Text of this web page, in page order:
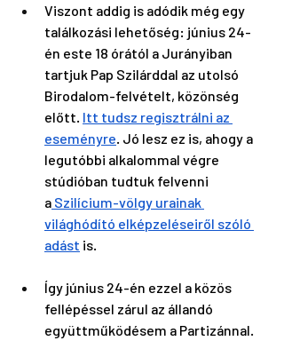
Viszont addig is adódik még egy
találkozási lehetőség: június 24-
én este 18 órától a Jurányiban
tartjuk Pap Szilárddal az utolsó
Birodalom-felvételt, közönség
előtt. Itt tudsz regisztrálni az
eseményre. Jó lesz ez is, ahogy a
legutóbbi alkalommal végre
stúdióban tudtuk felvenni
a Szilícium-völgy urainak
világhódító elképzeléseiről szóló
adást is.
Így június 24-én ezzel a közös
fellépéssel zárul az állandó
együttműködésem a Partizánnal.